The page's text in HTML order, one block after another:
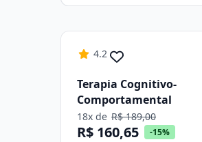
4.2
Terapia Cognitivo-
Comportamental
18x de R$ 189,00
R$ 160,65 -15%